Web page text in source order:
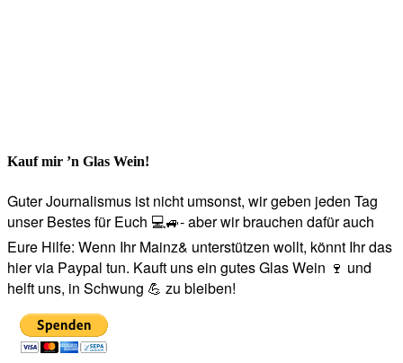
Kauf mir ’n Glas Wein!
Guter Journalismus ist nicht umsonst, wir geben jeden Tag
unser Bestes für Euch 💻🚙- aber wir brauchen dafür auch
Eure Hilfe: Wenn Ihr Mainz& unterstützen wollt, könnt Ihr das
hier via Paypal tun. Kauft uns ein gutes Glas Wein 🍷 und
helft uns, in Schwung 💪 zu bleiben!